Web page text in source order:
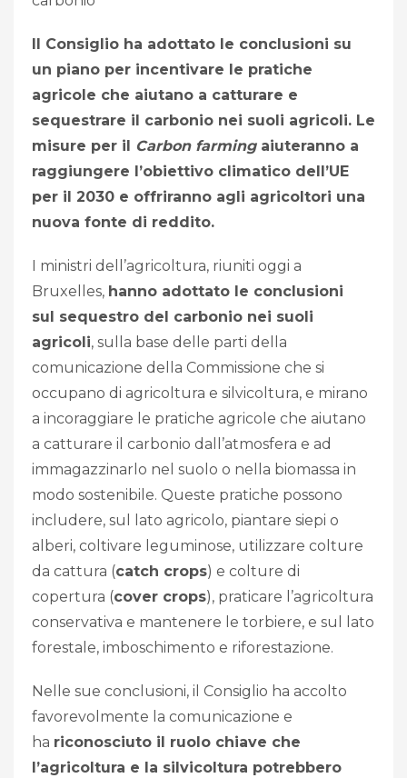
Il Consiglio ha adottato le conclusioni su
un piano per incentivare le pratiche
agricole che aiutano a catturare e
sequestrare il carbonio nei suoli agricoli. Le
misure per il
Carbon farmingaiuteranno a
raggiungere l’obiettivo climatico dell’UE
per il 2030 e offriranno agli agricoltori una
nuova fonte di reddito.
I ministri dell’agricoltura, riuniti oggi a
Bruxelles, hanno adottato le conclusioni
sul sequestro del carbonio nei suoli
agricoli, sulla base delle parti della
comunicazione della Commissione che si
occupano di agricoltura e silvicoltura, e mirano
a incoraggiare le pratiche agricole che aiutano
a catturare il carbonio dall’atmosfera e ad
immagazzinarlo nel suolo o nella biomassa in
modo sostenibile. Queste pratiche possono
includere, sul lato agricolo, piantare siepi o
alberi, coltivare leguminose, utilizzare colture
da cattura (catch crops) e colture di
copertura (cover crops), praticare l’agricoltura
conservativa e mantenere le torbiere, e sul lato
forestale, imboschimento e riforestazione.
Nelle sue conclusioni, il Consiglio ha accolto
favorevolmente la comunicazione e
ha riconosciuto il ruolo chiave che
l’agricoltura e la silvicoltura potrebbero